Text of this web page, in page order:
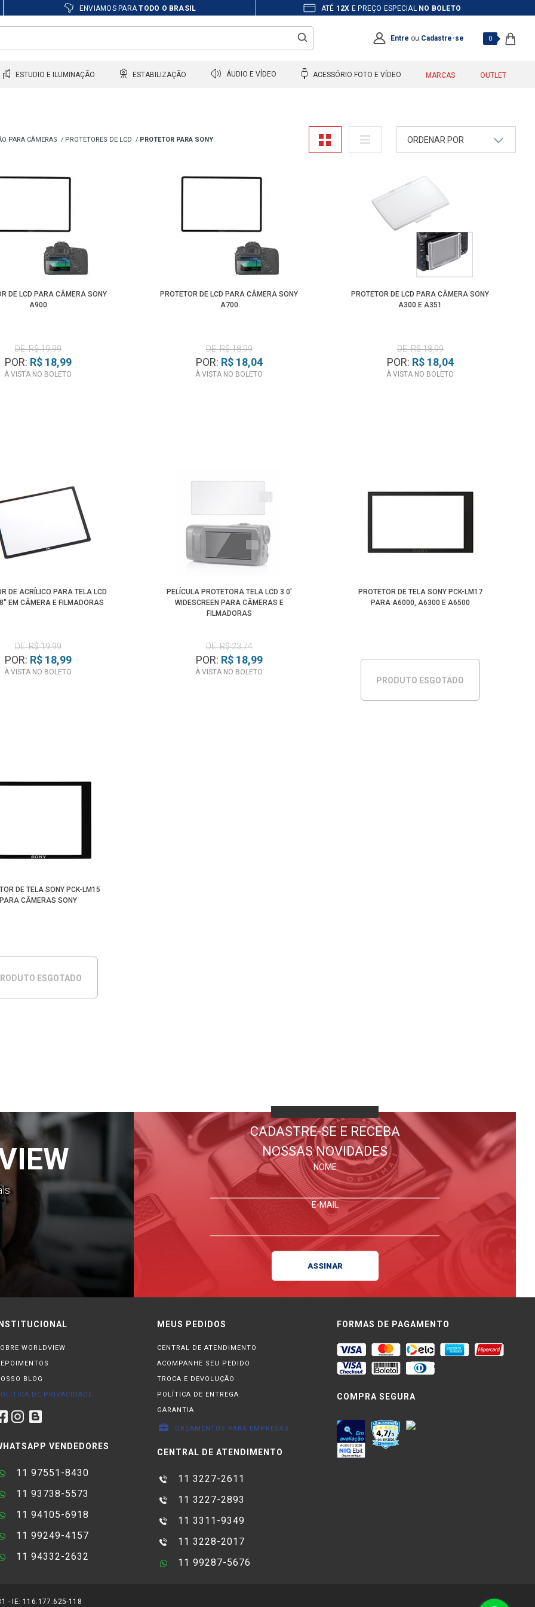
ENVIAMOS PARATODO O BRASIL ATÉ 12X E PREÇO ESPECIAL NO BOLETO
Entre ou Cadastre-se 0
ESTUDIO E ILUMINAÇÃO ESTABILIZAÇÃO ÁUDIO E VÍDEO ACESSÓRIO FOTO E VÍDEO MARCAS OUTLET
PARA CÂMERAS PROTETORES DE LCD PROTETOR PARA SONY ORDENAR POR
Mais Vendidos
Menor Preço
DE LCD PARA CÂMERA SONY
A900
DE: R$ 19,99
POR: R$ 18,99
À VISTA NO BOLETO
PROTETOR DE LCD PARA CÂMERA SONY
A700
DE: R$ 18,99
POR: R$ 18,04
À VISTA NO BOLETO
PROTETOR DE LCD PARA CÂMERA SONY
A300 E A351
DE: R$ 18,99
POR: R$ 18,04
À VISTA NO BOLETO
DE ACRÍLICO PARA TELA LCD
EM CÂMERA E FILMADORAS
DE: R$ 19,99
POR: R$ 18,99
À VISTA NO BOLETO
PELÍCULA PROTETORA TELA LCD 3.0'
WIDESCREEN PARA CÂMERAS E
FILMADORAS
DE: R$ 23,74
POR: R$ 18,99
À VISTA NO BOLETO
PROTETOR DE TELA SONY PCK-LM17
PARA A6000, A6300 E A6500
PRODUTO ESGOTADO
DE TELA SONY PCK-LM15
PARA CÂMERAS SONY
ESGOTADO
CADASTRE-SE E RECEBA
NOSSAS NOVIDADES
NOME
E-MAIL
INSTITUCIONAL
WORLDVIEW
BLOG
DE PRIVACIDADE
VENDEDORES
11 97551-8430
11 93738-5573
11 94105-6918
11 99249-4157
11 94332-2632
MEUS PEDIDOS
CENTRAL DE ATENDIMENTO
ACOMPANHE SEU PEDIDO
TROCA E DEVOLUÇÃO
POLÍTICA DE ENTREGA
GARANTIA
ORÇAMENTOS PARA EMPRESAS
CENTRAL DE ATENDIMENTO
11 3227-2611
11 3227-2893
11 3311-9349
11 3228-2017
11 99287-5676
FORMAS DE PAGAMENTO
COMPRA SEGURA
- IE: 116.177.625-118